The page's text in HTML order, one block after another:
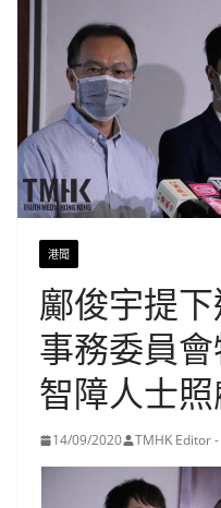
港聞
鄺俊宇提
事務委員
智障人士
14/09/2020 TMHK Editor